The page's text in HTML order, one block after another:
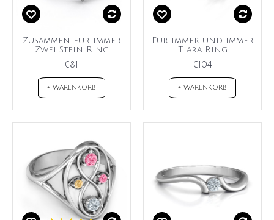
Zusammen für immer
Zwei Stein Ring
€81
+ WARENKORB
Für immer und immer
Tiara Ring
€104
+ WARENKORB